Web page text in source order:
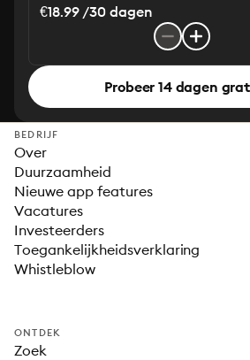
€18.99 /30 dagen
Probeer 14 dagen
BEDRIJF
Over
Duurzaamheid
Nieuwe app features
Vacatures
Investeerders
Toegankelijkheidsverklaring
Whistleblow
ONTDEK
Zoek